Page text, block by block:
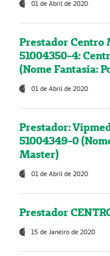
01 de Abril de 2020
Prestador Centro
51004350-4:
(Nome Fantasia:
01 de Abril de 2020
Prestador:
51004349-0
Master)
01 de Abril de 2020
Prestador
15 de Janeiro de 2020